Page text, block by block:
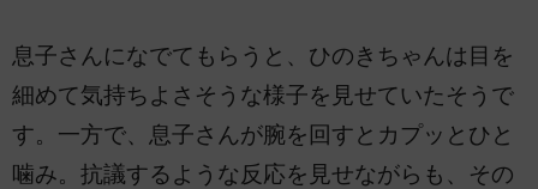
息子さんになでてもらうと、ひのきちゃんは目を
細めて気持ちよさそうな様子を見せていたそうで
す。一方で、息子さんが腕を回すとカプッとひと
噛み。抗議するような反応を見せながらも、その